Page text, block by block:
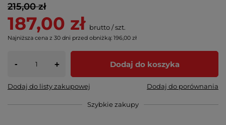
215,00 zł
187,00 zł brutto/szt.
Najniższa cena z 30 dni przed obniżką: 196,00 zł
- + Dodaj do koszyka
Dodaj do listy zakupowej Dodaj do porównania
Szybkie zakupy